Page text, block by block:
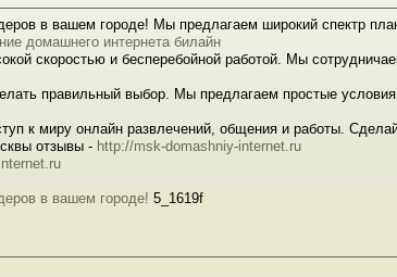
в вашем городе! Мы предлагаем широкий спектр
домашнего интернета билайн
скоростью и бесперебойной работой. Мы
правильный выбор. Мы предлагаем простые
к миру онлайн развлечений, общения и работы.
отзывы - http://msk-domashniy-internet.ru
в вашем городе! 5_1619f